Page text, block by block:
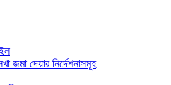
জমা দেয়ার নির্দেশনাসমূহ